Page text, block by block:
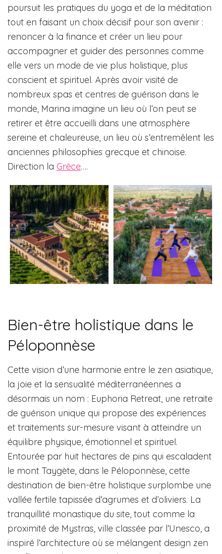
poursuit les pratiques du yoga et de la méditation
tout en faisant un choix décisif pour son avenir :
renoncer à la finance et créer un lieu pour
accompagner et guider des personnes comme
elle vers un mode de vie plus holistique, plus
conscient et spirituel. Après avoir visité de
nombreux spas et centres de guérison dans le
monde, Marina imagine un lieu où l’on peut se
retirer et être accueilli dans une atmosphère
sereine et chaleureuse, un lieu où s’entremêlent les
anciennes philosophies grecque et chinoise.
Direction la Grèce….
Bien-être holistique dans le
Péloponnèse
Cette vision d’une harmonie entre le zen asiatique,
la joie et la sensualité méditerranéennes a
désormais un nom : Euphoria Retreat, une retraite
de guérison unique qui propose des expériences
et traitements sur-mesure visant à atteindre un
équilibre physique, émotionnel et spirituel.
Entourée par huit hectares de pins qui escaladent
le mont Taygète, dans le Péloponnèse, cette
destination de bien-être holistique surplombe une
vallée fertile tapissée d’agrumes et d’oliviers. La
tranquillité monastique du site, tout comme la
proximité de Mystras, ville classée par l’Unesco, a
inspiré l’architecture où se mélangent design zen